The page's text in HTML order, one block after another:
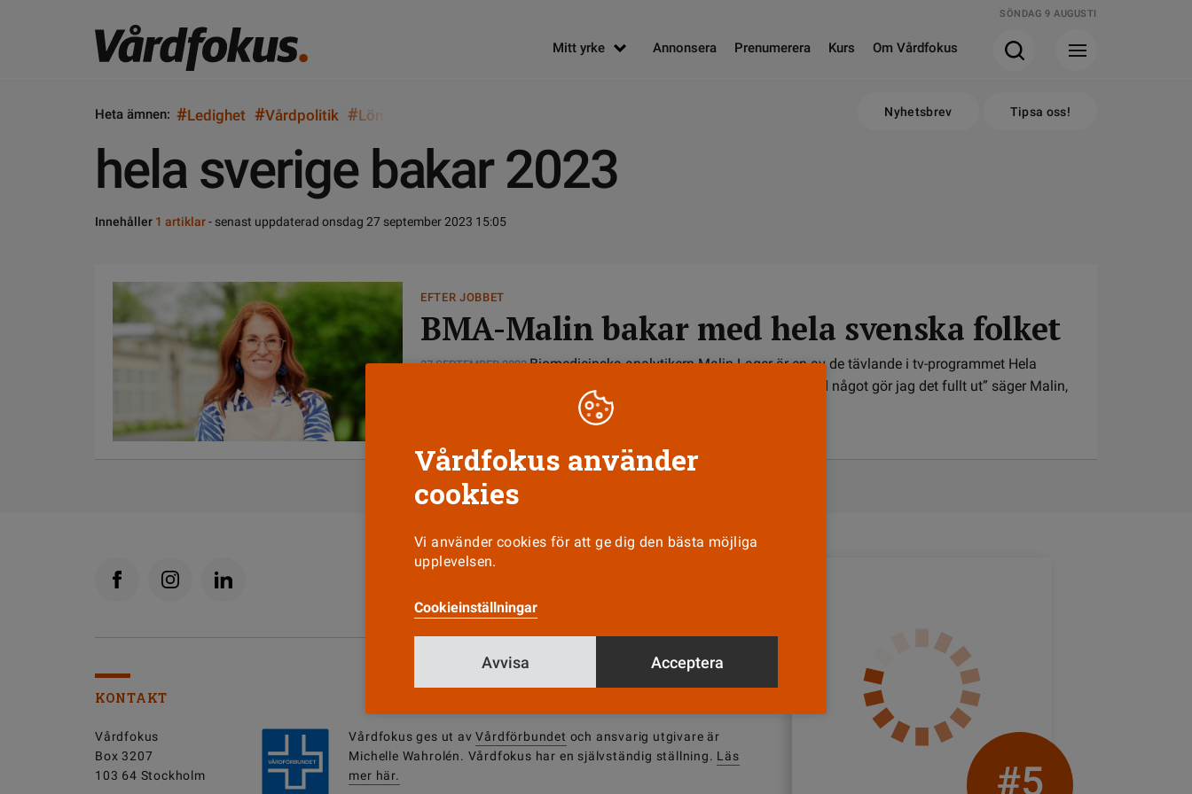
SÖNDAG 9 AUGUSTI
Mitt yrke Annonsera Prenumerera Kurs Om Vårdfokus
Heta ämnen: #Ledighet #Vårdpolitik #Lön Nyhetsbrev Tipsa oss!
hela sverige bakar 2023
Innehåller 1 artiklar- senast uppdaterad onsdag 27 september 2023 15:05
EFTER JOBBET
BMA-Malin bakar med hela svenska folket
27 SEPTEMBER 2023Biomedicinska analytikern Malin Lager är en av de tävlande i tv-programmet Hela
Sverige bakar som har premiär 27 september. ”När jag börjar med något gör jag det fullt ut” säger Malin,
som till vardags forskar vid laboratoriet på Länssjukhuset Ryhov.
KONTAKT
Vårdfokus
Box 3207
103 64 Stockholm
Vårdfokus ges ut avVårdförbundet och ansvarig utgivare är
Michelle Wahrolén. Vårdfokus har en självständig ställning. Läs
mer här.
#5
Vårdfokus använder
cookies
Vi använder cookies för att ge dig den bästa möjliga
upplevelsen.
Cookieinställningar
Avvisa Acceptera